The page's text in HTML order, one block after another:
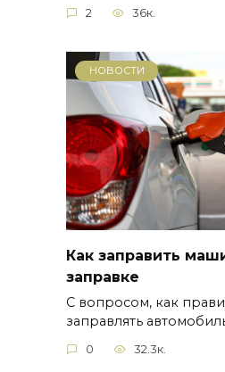
2 36к.
НОВОСТИ
Как заправить
заправке
С вопросом, как
заправлять
0 32.3к.